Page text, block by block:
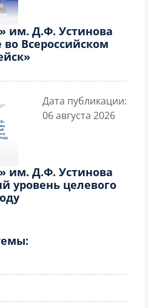
им. Д.Ф. Устинова
Всероссийском
Дата публикации:
06 августа 2026
им. Д.Ф. Устинова
уровень целевого